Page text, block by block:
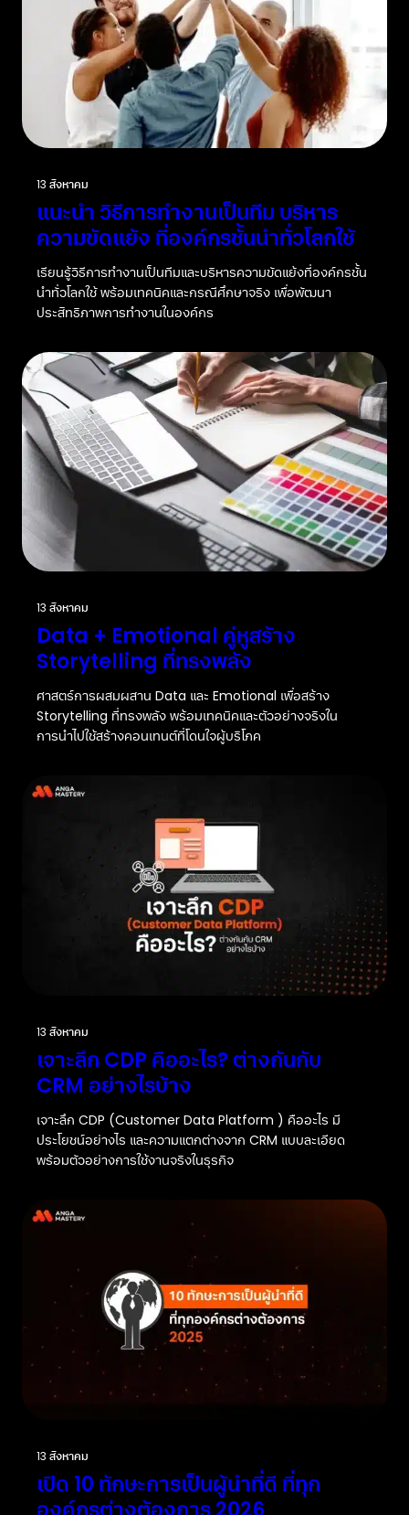
13 สิงหาคม
แนะนำ วิธีการทำงานเป็นทีม บริหาร
ความขัดแย้ง ที่องค์กรชั้นนำทั่วโลกใช้
เรียนรู้วิธีการทำงานเป็นทีมและบริหารความขัดแย้งที่องค์กรชั้น
นำทั่วโลกใช้ พร้อมเทคนิคและกรณีศึกษาจริง เพื่อพัฒนา
ประสิทธิภาพการทำงานในองค์กร
13 สิงหาคม
Data + Emotional คู่หูสร้าง
Storytelling ที่ทรงพลัง
ศาสตร์การผสมผสาน Data และ Emotional เพื่อสร้าง
Storytelling ที่ทรงพลัง พร้อมเทคนิคและตัวอย่างจริงใน
การนำไปใช้สร้างคอนเทนต์ที่โดนใจผู้บริโภค
13 สิงหาคม
เจาะลึก CDP คืออะไร? ต่างกันกับ
CRM อย่างไรบ้าง
เจาะลึก CDP (Customer Data Platform ) คืออะไร มี
ประโยชน์อย่างไร และความแตกต่างจาก CRM แบบละเอียด
พร้อมตัวอย่างการใช้งานจริงในธุรกิจ
13 สิงหาคม
เปิด 10 ทักษะการเป็นผู้นำที่ดี ที่ทุก